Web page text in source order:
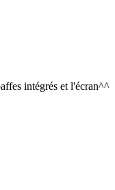
intégrés et l'écran^^